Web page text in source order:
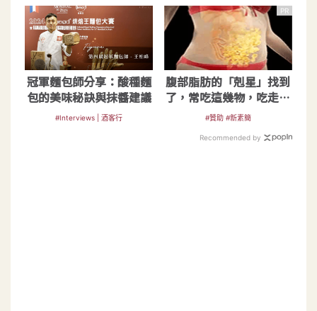
冠軍麵包師分享：酸種麵
包的美味秘訣與抹醬建議
#Interviews | 酒客行
PR
腹部脂肪的「剋星」找到
了，常吃這幾物，吃走大
肚囊，瘦出小蠻腰
#贊助 #新素簡
Recommended by